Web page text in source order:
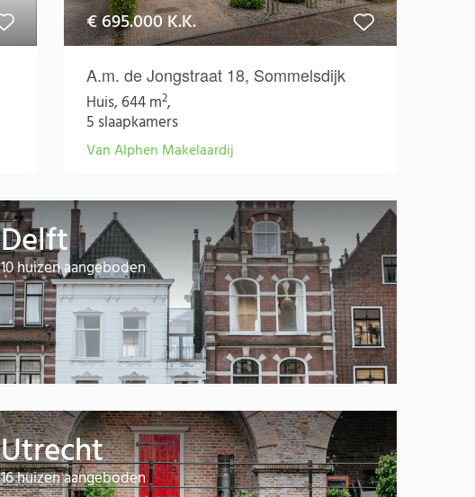
€ 695.000 K.K.
A.m. de Jongstraat 18, Sommelsdijk
Huis, 644 m2,
5 slaapkamers
Van Alphen Makelaardij
Delft
10 huizen aangeboden
Utrecht
16 huizen aangeboden